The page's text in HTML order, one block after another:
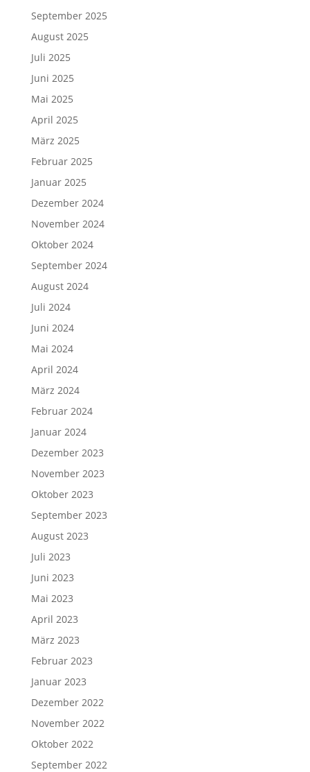
September 2025
August 2025
Juli 2025
Juni 2025
Mai 2025
April 2025
März 2025
Februar 2025
Januar 2025
Dezember 2024
November 2024
Oktober 2024
September 2024
August 2024
Juli 2024
Juni 2024
Mai 2024
April 2024
März 2024
Februar 2024
Januar 2024
Dezember 2023
November 2023
Oktober 2023
September 2023
August 2023
Juli 2023
Juni 2023
Mai 2023
April 2023
März 2023
Februar 2023
Januar 2023
Dezember 2022
November 2022
Oktober 2022
September 2022